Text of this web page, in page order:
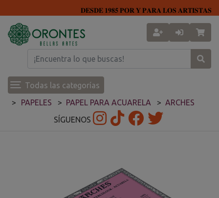
𝐃𝐄𝐒𝐃𝐄 𝟏𝟗𝟖𝟓 𝐏𝐎𝐑 𝐘 𝐏𝐀𝐑𝐀 𝐋𝐎𝐒 𝐀𝐑𝐓𝐈𝐒𝐓𝐀𝐒
Todas las categorías
PAPELES
PAPEL PARA ACUARELA
ARCHES
SÍGUENOS